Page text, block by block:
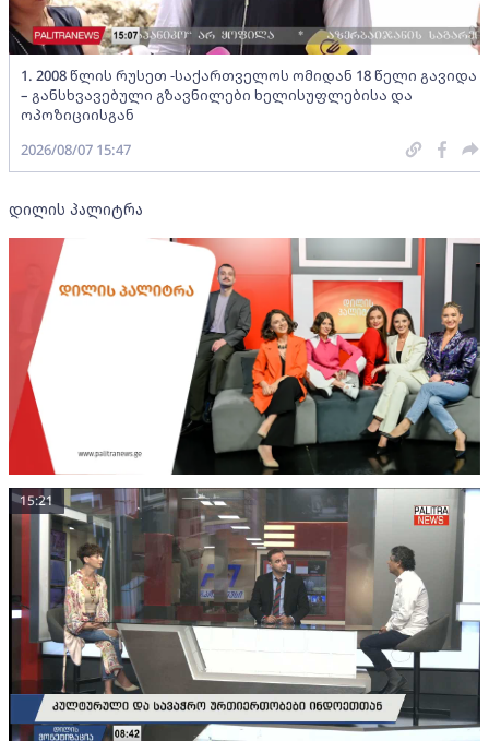
1. 2008 წლის რუსეთ -საქართველოს ომიდან 18 წელი გავიდა
– განსხვავებული გზავნილები ხელისუფლებისა და
ოპოზიციისგან
2026/08/07 15:47
დილის პალიტრა
15:21